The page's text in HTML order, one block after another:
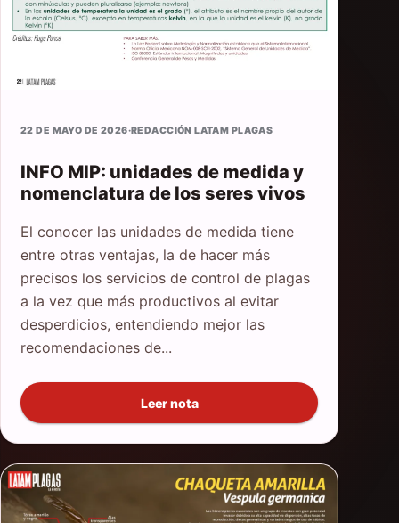
22 DE MAYO DE 2026·REDACCIÓN LATAM PLAGAS
INFO MIP: unidades de medida y
nomenclatura de los seres vivos
El conocer las unidades de medida tiene
entre otras ventajas, la de hacer más
precisos los servicios de control de plagas
a la vez que más productivos al evitar
desperdicios, entendiendo mejor las
recomendaciones de...
Leer nota